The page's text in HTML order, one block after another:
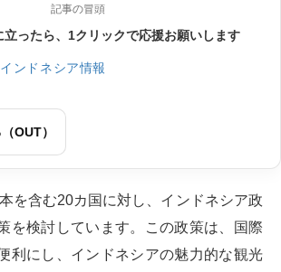
記事の冒頭
立ったら、1クリックで応援お願いします
OUT）
を含む20カ国に対し、インドネシア政
を検討しています。この政策は、国際
利にし、インドネシアの魅力的な観光